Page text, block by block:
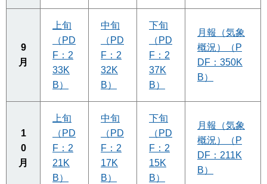
9
月
上旬
（PD
F：2
33K
B）
中旬
（PD
F：2
32K
B）
下旬
（PD
F：2
37K
B）
月報（気象
概況）（P
DF：350K
B）
1
0
月
上旬
（PD
F：2
21K
B）
中旬
（PD
F：2
17K
B）
下旬
（PD
F：2
15K
B）
月報（気象
概況）（P
DF：211K
B）